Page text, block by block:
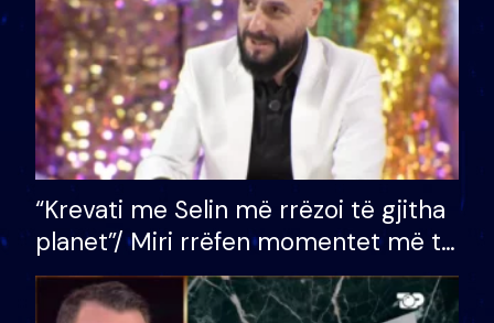
“Krevati me Selin më rrëzoi të gjitha
planet”/ Miri rrëfen momentet më të
bukura në shtëpinë e BB VIP: Do më
mungojë zilja e mëngjesit kur…